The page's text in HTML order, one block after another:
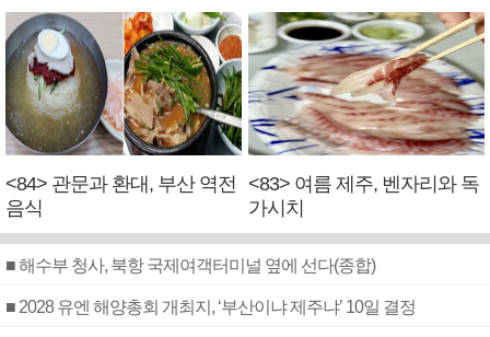
<84> 관문과 환대, 부산 역전
음식
<83> 여름 제주, 벤자리와 독
가시치
■ 해수부 청사, 북항 국제여객터미널 옆에 선다(종합)
■ 2028 유엔 해양총회 개최지, ‘부산이냐 제주냐’ 10일 결정